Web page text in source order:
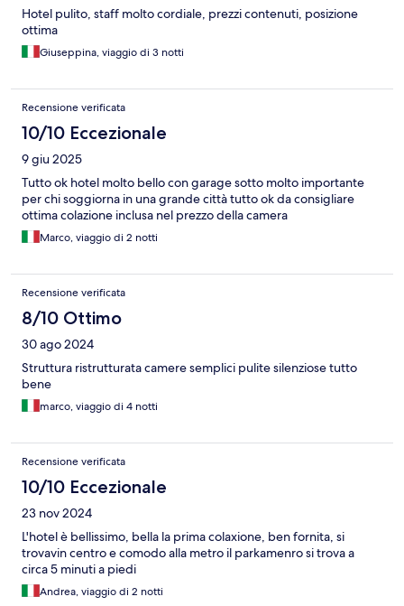
Hotel pulito, staff molto cordiale, prezzi contenuti, posizione
ottima
Giuseppina, viaggio di 3 notti
Recensione verificata
10/10 Eccezionale
9 giu 2025
Tutto ok hotel molto bello con garage sotto molto importante
per chi soggiorna in una grande città tutto ok da consigliare
ottima colazione inclusa nel prezzo della camera
Marco, viaggio di 2 notti
Recensione verificata
8/10 Ottimo
30 ago 2024
Struttura ristrutturata camere semplici pulite silenziose tutto
bene
marco, viaggio di 4 notti
Recensione verificata
10/10 Eccezionale
23 nov 2024
L'hotel è bellissimo, bella la prima colaxione, ben fornita, si
trovavin centro e comodo alla metro il parkamenro si trova a
circa 5 minuti a piedi
Andrea, viaggio di 2 notti